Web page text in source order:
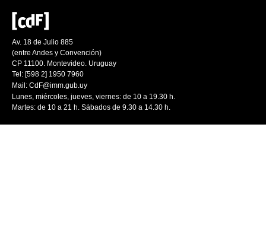
Av. 18 de Julio 885
(entre Andes y Convención)
CP 11100. Montevideo. Uruguay
Tel: [598 2] 1950 7960
Mail: CdF@imm.gub.uy
Lunes, miércoles, jueves, viernes: de 10 a 19.30 h.
Martes: de 10 a 21 h. Sábados de 9.30 a 14.30 h.